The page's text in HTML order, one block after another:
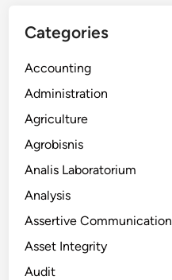
Categories
Accounting
Administration
Agriculture
Agrobisnis
Analis Laboratorium
Analysis
Assertive Communication
Asset Integrity
Audit